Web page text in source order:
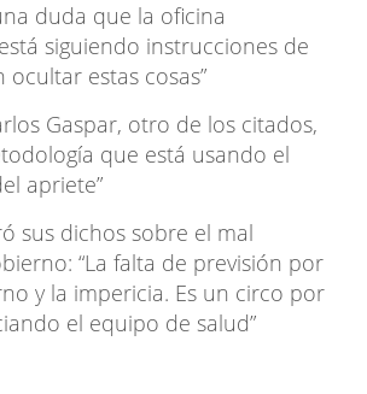
duda que la oficina
siguiendo instrucciones de
estas cosas”
Gaspar, otro de los citados,
que está usando el
apriete”
sus dichos sobre el mal
“La falta de previsión por
y la impericia. Es un circo por
el equipo de salud”